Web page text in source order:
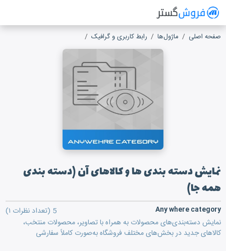
سیستم مدیریت فروش آنلاین
صفحه اصلی ماژول‌ها رابط کاربری و گرافیک
نمایش دسته بندی ها و کالاهای آن (دسته بندی
همه جا)
Any where category
5 (تعداد نظرات ۱)
نمایش دسته‌بندی‌های محصولات به همراه با تصاویر، محصولات منتخب،
کالاهای جدید در بخش‌های مختلف فروشگاه به‌صورت کاملاً سفارشی